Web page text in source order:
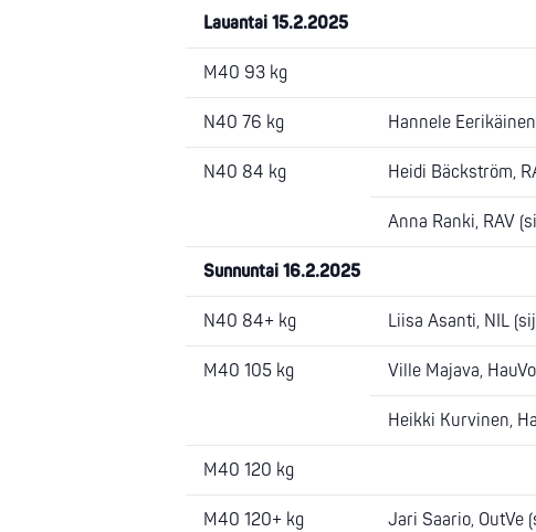
Lauantai 15.2.2025
M40 93 kg
N40 76 kg Hannele
N40 84 kg Heidi Bäckström,
Anna Ranki, RAV
Sunnuntai 16.2.2025
N40 84+ kg Liisa Asanti, NIL
M40 105 kg Ville Majava,
Heikki Kurvinen,
M40 120 kg
M40 120+ kg Jari Saario, OutVe